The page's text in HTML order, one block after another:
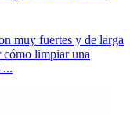
muy fuertes y de larga
cómo limpiar una
...